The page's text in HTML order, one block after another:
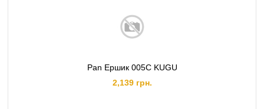
Pan Ершик 005C KUGU
2,139 грн.